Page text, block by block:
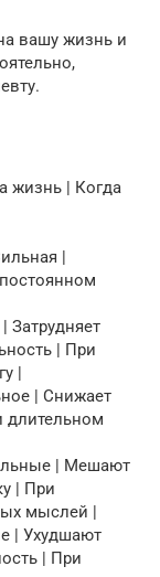
вашу жизнь и
жизнь | Когда
|
Затрудняет
| При
|
| Снижает
| Мешают
| При
мыслей |
| Ухудшают
| При